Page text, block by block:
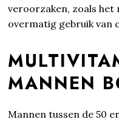
veroorzaken, zoals
overmatig gebruik van
MANNEN
Mannen tussen de 50